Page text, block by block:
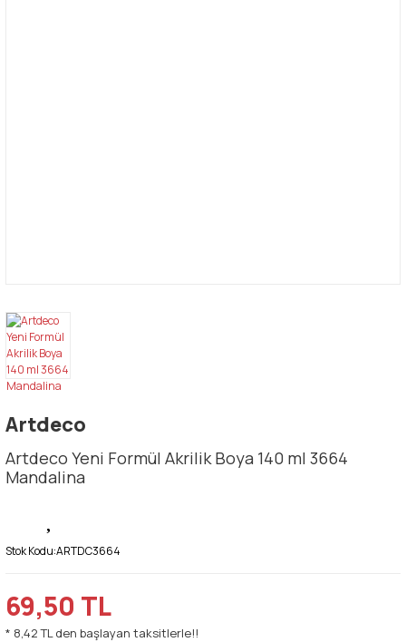
Artdeco
Artdeco Yeni Formül Akrilik Boya 140 ml 3664
Mandalina
Stok Kodu:ARTDC3664
69,50 TL
* 8,42 TL den başlayan taksitlerle!!